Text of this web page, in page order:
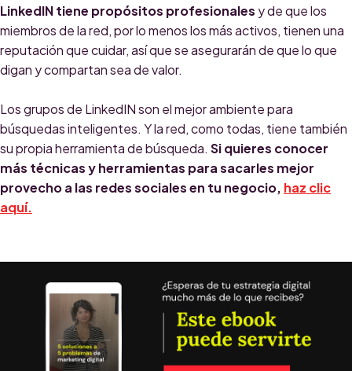
LinkedIN tiene propósitos profesionales y de que los
miembros de la red, por lo menos los más activos, tienen una
reputación que cuidar, así que se asegurarán de que lo que
digan y compartan sea de valor.
Los grupos de LinkedIN son el mejor ambiente para
búsquedas inteligentes. Y la red, como todas, tiene también
su propia herramienta de búsqueda. Si quieres conocer
más técnicas y herramientas para sacarles mejor
provecho a las redes sociales en tu negocio, haz clic
aquí.